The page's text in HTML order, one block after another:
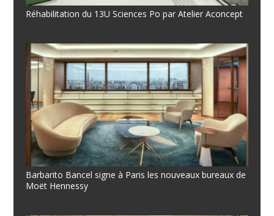
Réhabilitation du 13U Sciences Po par Atelier Aconcept
Barbarito Bancel signe à Paris les nouveaux bureaux de
Moët Hennessy